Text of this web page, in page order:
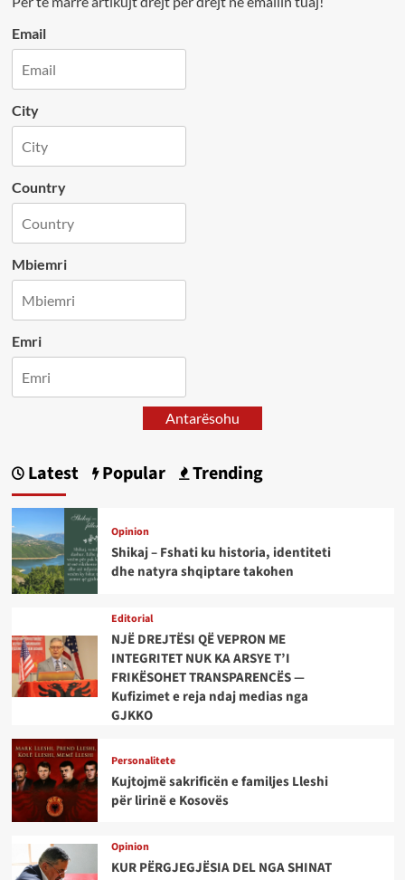
Email
City
Country
Mbiemri
Emri
Antarësohu
Latest Popular Trending
Opinion
Shikaj – Fshati ku historia, identiteti
dhe natyra shqiptare takohen
Editorial
NJË DREJTËSI QË VEPRON ME
INTEGRITET NUK KA ARSYE T’I
FRIKËSOHET TRANSPARENCËS —
Kufizimet e reja ndaj medias nga
GJKKO
Personalitete
Kujtojmë sakrificën e familjes Lleshi
për lirinë e Kosovës
Opinion
KUR PËRGJEGJËSIA DEL NGA SHINAT